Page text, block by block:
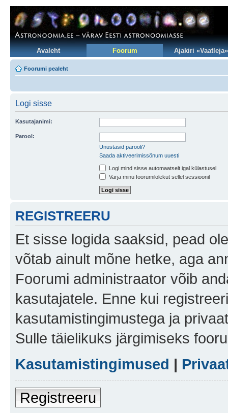
Avaleht Foorum Ajakiri «Vaatleja»
Foorumi pealeht
Logi sisse
Kasutajanimi:
Parool:
Unustasid parooli?
Saada aktiveerimissõnum uuesti
Logi mind sisse automaatselt igal külastusel
Varja minu foorumilolekut sellel sessioonil
REGISTREERU
Et sisse logida saaksid, pead
võtab ainult mõne hetke, aga
Foorumi administraator võib
kasutajatele. Enne kui
kasutamistingimustega ja
Sulle täielikuks järgimiseks
Kasutamistingimused |
Registreeru